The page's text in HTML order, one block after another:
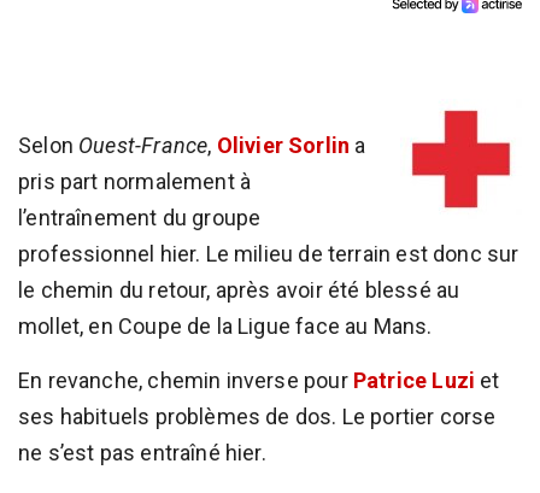
Selon Ouest-France, Olivier Sorlin a
pris part normalement à
l’entraînement du groupe
professionnel hier. Le milieu de terrain est donc sur
le chemin du retour, après avoir été blessé au
mollet, en Coupe de la Ligue face au Mans.
En revanche, chemin inverse pour Patrice Luzi et
ses habituels problèmes de dos. Le portier corse
ne s’est pas entraîné hier.